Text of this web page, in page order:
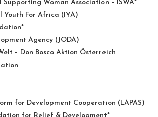
Supporting Woman Association – ISWA*
Youth For Africa (IYA)
Agency (JODA)
– Don Bosco Aktion Österreich
for Development Cooperation (LAPAS)